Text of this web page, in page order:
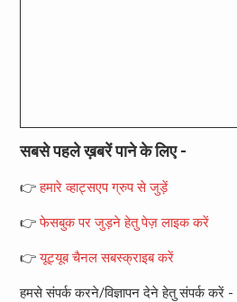
सबसे पहले ख़बरें पाने के लिए -
👉हमारे व्हाट्सएप ग्रुप से जुड़ें
👉फेसबुक पर जुड़ने हेतु पेज़ लाइक करें
👉यूट्यूब चैनल सबस्क्राइब करें
हमसे संपर्क करने/विज्ञापन देने हेतु संपर्क करें -